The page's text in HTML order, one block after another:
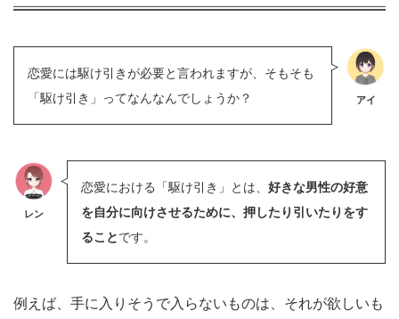
恋愛には駆け引きが必要と言われますが、そもそも
「駆け引き」ってなんなんでしょうか？
アイ
レン
恋愛における「駆け引き」とは、 好きな男性の好意
を自分に向けさせるために、押したり引いたりをす
ることです。
例えば、手に入りそうで入らないものは、それが欲しいも